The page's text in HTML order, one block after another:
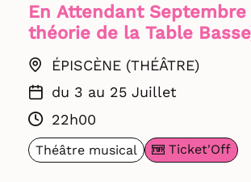
En Attendant Septembre
théorie de la Table
ÉPISCÈNE (THÉÂTRE)
du 3 au 25 Juillet
22h00
Théâtre musical Ticket'Off